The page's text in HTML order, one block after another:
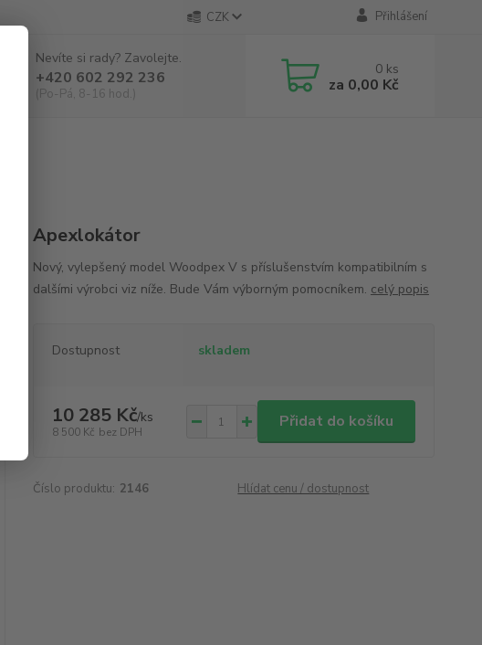
CZK Přihlášení
Nevíte si rady? Zavolejte.
+420 602 292 236
(Po-Pá, 8-16 hod.)
0 ks
za 0,00 Kč
Apexlokátor
Nový, vylepšený model Woodpex V s příslušenstvím kompatibilním s
dalšími výrobci viz níže. Bude Vám výborným pomocníkem. celý popis
Dostupnost skladem
10 285 Kč/ks
8 500 Kč bez DPH
Přidat do košíku
Číslo produktu: 2146 Hlídat cenu / dostupnost